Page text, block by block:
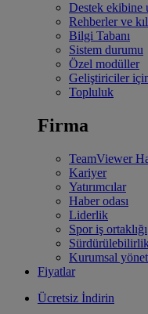
Destek ekibine
Rehberler ve
Bilgi Tabanı
Sistem durumu
Özel modüller
Geliştiriciler
Topluluk
Firma
TeamViewer
Kariyer
Yatırımcılar
Haber odası
Liderlik
Spor iş ortaklığı
Kurumsal
Fiyatlar
Ücretsiz İndirin